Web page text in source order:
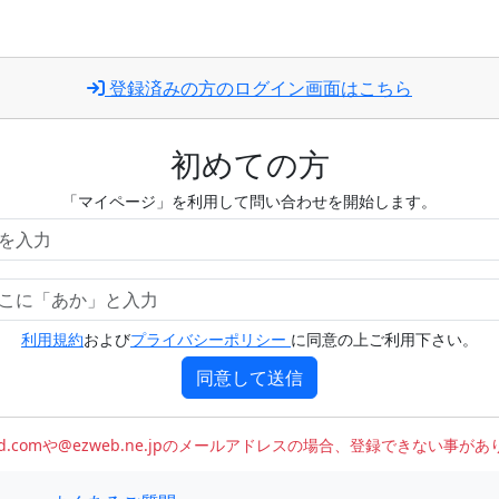
登録済みの方のログイン画面はこちら
初めての方
「マイページ」を利用して問い合わせを開始します。
利用規約およびプライバシーポリシー に同意の上ご利用下さい。
同意して送信
や@ezweb.ne.jpのメールアドレスの場合、登録できない事があ